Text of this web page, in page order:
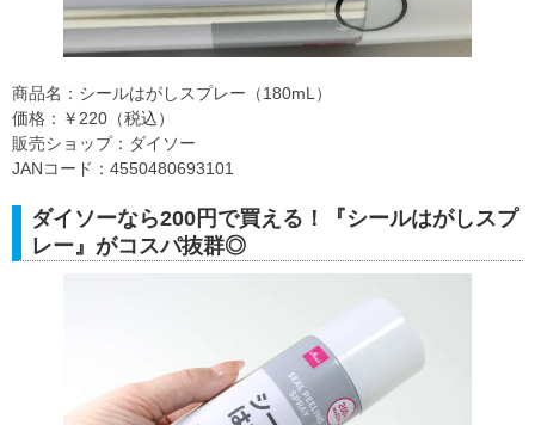
商品名：シールはがしスプレー（180mL）
価格：￥220（税込）
販売ショップ：ダイソー
JANコード：4550480693101
ダイソーなら200円で買える！『シールはがしスプ
レー』がコスパ抜群◎